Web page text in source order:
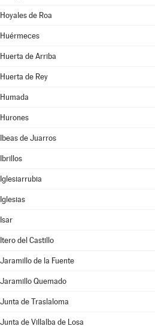
Hoyales de Roa
Huérmeces
Huerta de Arriba
Huerta de Rey
Humada
Hurones
Ibeas de Juarros
Ibrillos
Iglesiarrubia
Iglesias
Isar
Itero del Castillo
Jaramillo de la Fuente
Jaramillo Quemado
Junta de Traslaloma
Junta de Villalba de Losa